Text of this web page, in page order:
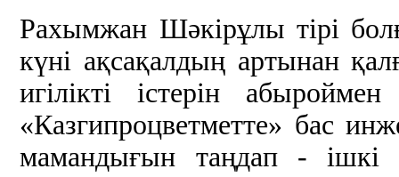
Рахымжан Шәкірұлы тірі
күні ақсақалдың артынан
игілікті істерін
«Казгипроцветметте» бас
мамандығын таңдап - ішкі